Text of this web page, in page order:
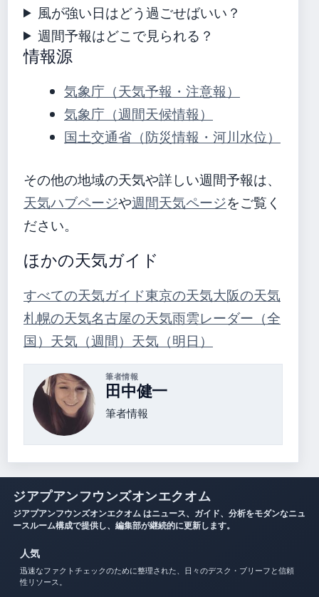
風が強い日はどう過ごせばいい？
週間予報はどこで見られる？
情報源
気象庁（天気予報・注意報）
気象庁（週間天候情報）
国土交通省（防災情報・河川水位）
その他の地域の天気や詳しい週間予報は、
天気ハブページや週間天気ページをご覧く
ださい。
ほかの天気ガイド
すべての天気ガイド東京の天気大阪の天気
札幌の天気名古屋の天気雨雲レーダー（全
国） 天気（週間） 天気（明日）
筆者情報
田中健一
筆者情報
ジアプアンフウンズオンエクオム
ジアプアンフウンズオンエクオム はニュース、ガイド、分析をモダンなニュ
ースルーム構成で提供し、編集部が継続的に更新します。
人気
迅速なファクトチェックのために整理された、日々のデスク・ブリーフと信頼
性リソース。